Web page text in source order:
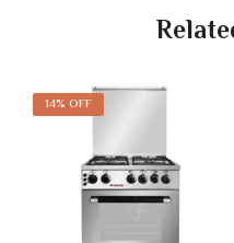
14% OFF